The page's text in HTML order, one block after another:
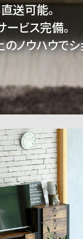
送可能。
ビス完備。
ノウハウでシ